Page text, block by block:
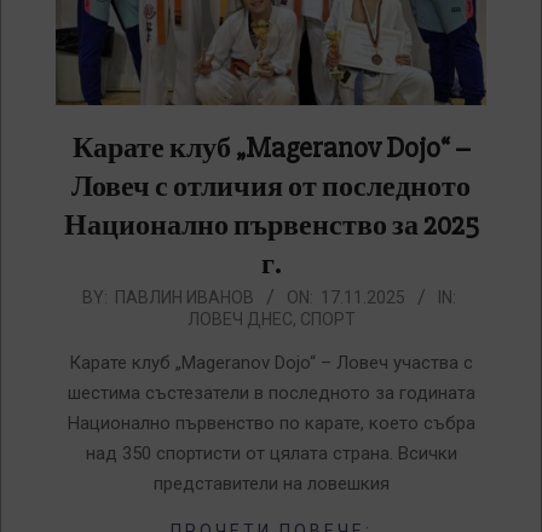
Карате клуб „Mageranov Dojo“ –
Ловеч с отличия от последното
Национално първенство за 2025
г.
2025-
17
BY: ПАВЛИН ИВАНОВ ON: 17.11.2025
IN:
ЛОВЕЧ ДНЕС, СПОРТ
Карате клуб „Mageranov Dojo“ – Ловеч участва с
шестима състезатели в последното за годината
Национално първенство по карате, което събра
над 350 спортисти от цялата страна. Всички
представители на ловешкия